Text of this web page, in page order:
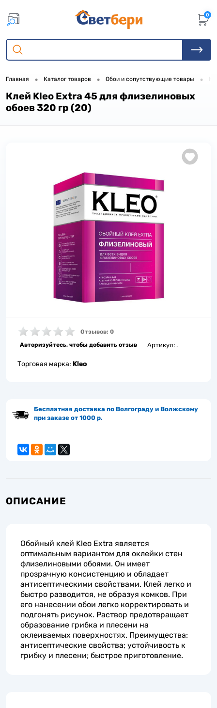
0
Главная • Каталог товаров • Обои и сопутствующие товары •
Клей Kleo Extra 45 для флизелиновых
обоев 320 гр (20)
Отзывов: 0
Авторизуйтесь, чтобы добавить отзыв
Артикул: .
Торговая марка: Kleo
Бесплатная доставка по Волгограду и Волжскому
при заказе от 1000 р.
ОПИСАНИЕ
Обойный клей Kleo Extra является
оптимальным вариантом для оклейки стен
флизелиновыми обоями. Он имеет
прозрачную консистенцию и обладает
антисептическими свойствами. Клей легко и
быстро разводится, не образуя комков. При
его нанесении обои легко корректировать и
подгонять рисунок. Раствор предотвращает
образование грибка и плесени на
оклеиваемых поверхностях. Преимущества:
антисептические свойства; устойчивость к
грибку и плесени; быстрое приготовление.